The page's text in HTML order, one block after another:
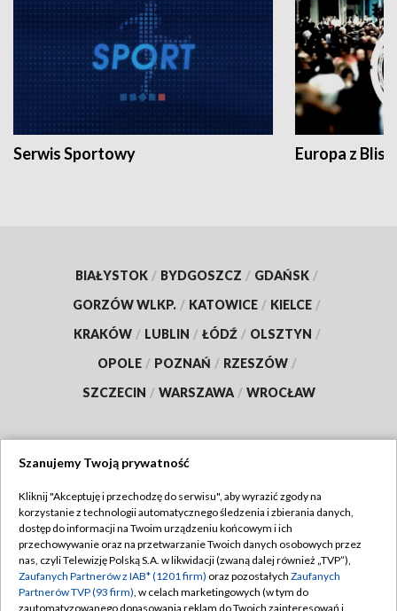
Serwis Sportowy Europa z
BIAŁYSTOK / BYDGOSZCZ / GDAŃSK /
GORZÓW WLKP. / KATOWICE / KIELCE /
KRAKÓW / LUBLIN / ŁÓDŹ / OLSZTYN /
OPOLE / POZNAŃ / RZESZÓW /
SZCZECIN / WARSZAWA / WROCŁAW
TVP
Abonament TVP
Emisja w TVP
Centrum informacji TVP
Regulamin TVP
Polityka prywatności
Moje zgody
Szanujemy Twoją prywatność
Kliknij "Akceptuję i przechodzę do serwisu", aby wyrazić zgody na
korzystanie z technologii automatycznego śledzenia i zbierania danych,
dostęp do informacji na Twoim urządzeniu końcowym i ich
przechowywanie oraz na przetwarzanie Twoich danych osobowych przez
nas, czyli Telewizję Polską S.A. w likwidacji (zwaną dalej również „TVP”),
Zaufanych Partnerów z IAB* (1201 firm) oraz pozostałych Zaufanych
Partnerów TVP (93 firm), w celach marketingowych (w tym do
zautomatyzowanego dopasowania reklam do Twoich zainteresowań i